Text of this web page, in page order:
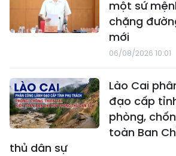
một sứ
chặng
mới
06/08/2026 10:01
Lào Cai
đạo cấp
phòng,
toàn Ban
thủ dân sự